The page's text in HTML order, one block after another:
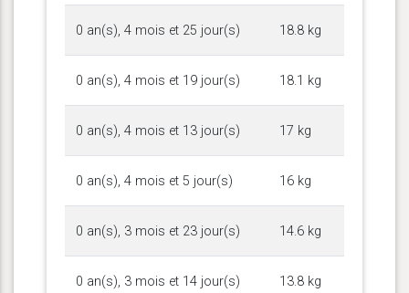
0 an(s), 4 mois et 25 jour(s) 18.8 kg
0 an(s), 4 mois et 19 jour(s) 18.1 kg
0 an(s), 4 mois et 13 jour(s) 17 kg
0 an(s), 4 mois et 5 jour(s) 16 kg
0 an(s), 3 mois et 23 jour(s) 14.6 kg
0 an(s), 3 mois et 14 jour(s) 13.8 kg